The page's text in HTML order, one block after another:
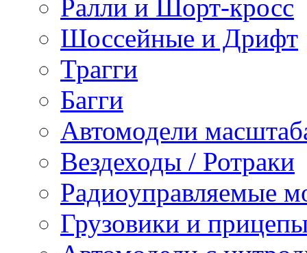
Ралли и Шорт-кросс
Шоссейные и Дрифт
Трагги
Багги
Автомодели
Вездеходы / Ротраки
Радиоуправляемые
Грузовики и